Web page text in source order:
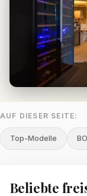
AUF DIESER SEITE:
Top-Modelle
Beliebte